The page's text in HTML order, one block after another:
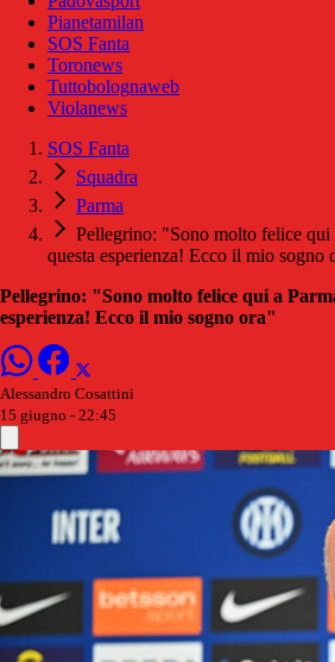
Pianetamilan
SOS Fanta
Toronews
Tuttobolognaweb
Violanews
SOS Fanta
Squadra
Parma
Pellegrino: "Sono molto felice qui
questa esperienza! Ecco il mio sogno
Pellegrino: "Sono molto felice qui a
esperienza! Ecco il mio sogno ora"
Alessandro Cosattini
15 giugno - 22:45